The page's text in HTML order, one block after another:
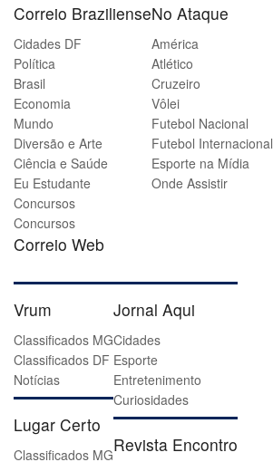
Correio Braziliense
Cidades DF
Política
Brasil
Economia
Mundo
Diversão e Arte
Ciência e Saúde
Eu Estudante
Concursos
Concursos
Correio Web
No Ataque
América
Atlético
Cruzeiro
Vôlei
Futebol Nacional
Futebol Internacional
Esporte na Mídia
Onde Assistir
Vrum
Classificados MG
Classificados DF
Notícias
Lugar Certo
Classificados MG
Jornal Aqui
Cidades
Esporte
Entretenimento
Curiosidades
Revista Encontro